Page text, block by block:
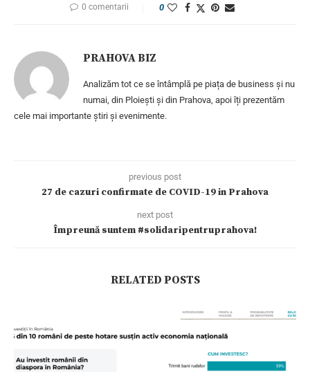
0 comentarii 0
PRAHOVA BIZ
Analizăm tot ce se întâmplă pe piața de business și nu
numai, din Ploiești și din Prahova, apoi îți prezentăm
cele mai importante știri și evenimente.
previous post
27 de cazuri confirmate de COVID-19 in Prahova
next post
Împreună suntem #solidaripentruprahova!
RELATED POSTS